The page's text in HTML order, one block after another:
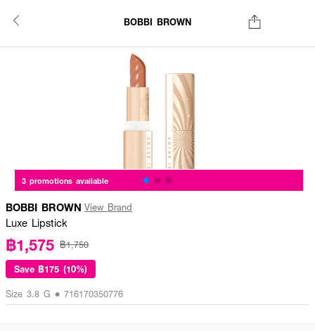
BOBBI BROWN
3 promotions available
BOBBI BROWN View Brand
Luxe Lipstick
฿1,575 ฿1,750
Save ฿175 (10%)
Size 3.8 G • 716170350776